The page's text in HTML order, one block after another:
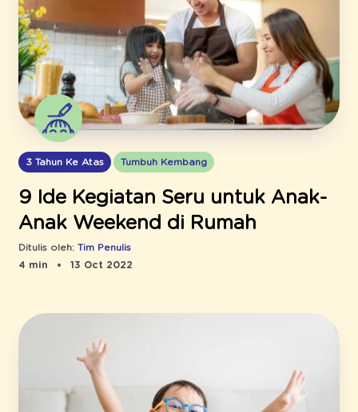
3 Tahun Ke Atas Tumbuh Kembang
9 Ide Kegiatan Seru untuk Anak-
Anak Weekend di Rumah
Ditulis oleh: Tim Penulis
4 min
13 Oct 2022